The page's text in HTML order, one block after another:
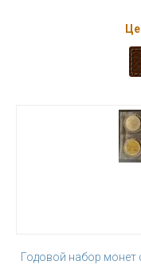
Годовой набор монет